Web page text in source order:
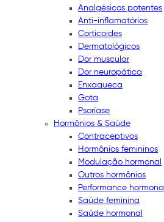
Analgésicos potentes
Anti-inflamatórios
Corticoides
Dermatológicos
Dor muscular
Dor neuropática
Enxaqueca
Gota
Psoríase
Hormônios & Saúde
Contraceptivos
Hormônios femininos
Modulação hormonal
Outros hormônios
Performance hormonal
Saúde feminina
Saúde hormonal